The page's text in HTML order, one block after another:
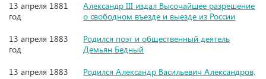
13 апреля 1881
год
Александр III издал Высочайшее разрешение
о свободном въезде и выезде из России
13 апреля 1883
год
Родился поэт и общественный деятель
Демьян Бедный
13 апреля 1883
Родился Александр Васильевич Александров,